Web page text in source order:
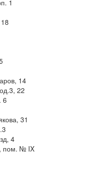
1
14
22
6
31
4
пом. № IX